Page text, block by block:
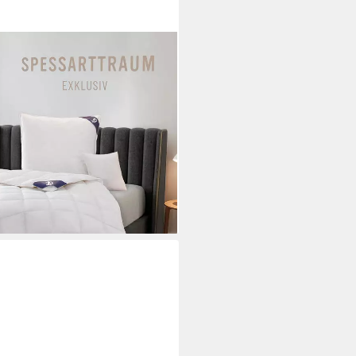
Bettdecken für Sommer und
Daunen, Klasse 1, Downpass
Made in Green,
5 Wärmeklassen & 8
dir